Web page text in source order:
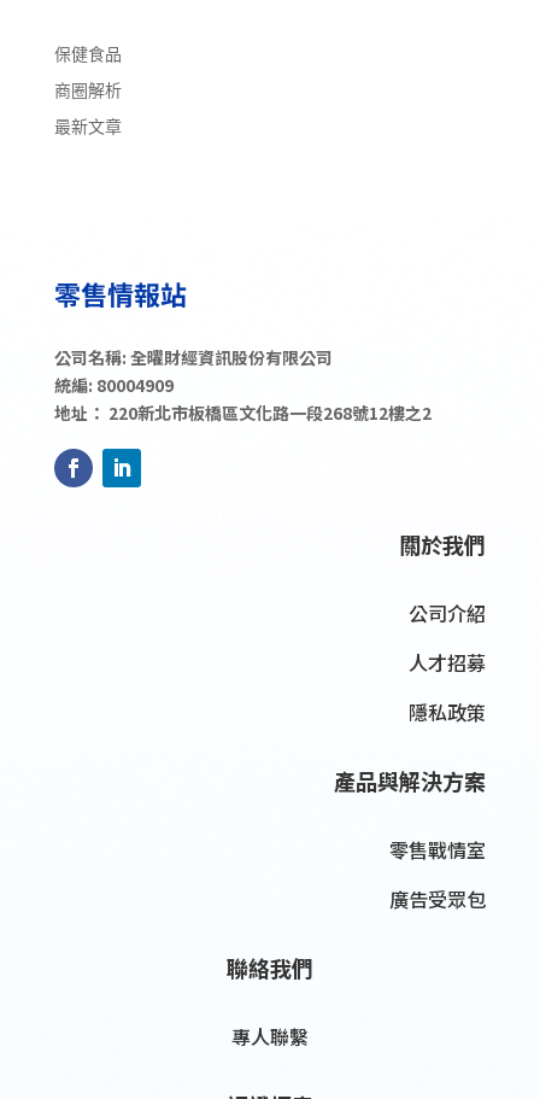
保健食品
商圈解析
最新文章
公司名稱: 全曜財經資訊股份有限公司
統編: 80004909
地址： 220新北市板橋區文化路一段268號12樓之2
關於我們
公司介紹
人才招募
隱私政策
產品與解決方案
零售戰情室
廣告受眾包
聯絡我們
專人聯繫